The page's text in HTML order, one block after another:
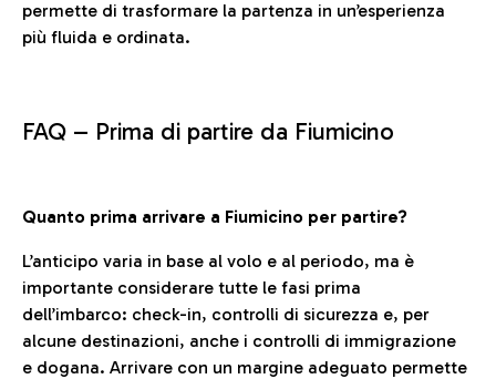
permette di trasformare la partenza in un’esperienza
più fluida e ordinata.
FAQ – Prima di partire da Fiumicino
Quanto prima arrivare a Fiumicino per partire?
L’anticipo varia in base al volo e al periodo, ma è
importante considerare tutte le fasi prima
dell’imbarco: check-in, controlli di sicurezza e, per
alcune destinazioni, anche i controlli di immigrazione
e dogana. Arrivare con un margine adeguato permette